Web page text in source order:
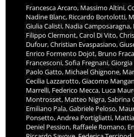
Nadine Blanc, Riccardo Bortolotti,
Giulia Calisti, Nadia Camposaragna,
Filippo Clermont, Carol Di Vito,
Dufour, Christian Evaspasiano,
Enrico Formento Dojot, Bruno
Francesconi, Sofia Fregnani,
Paolo Gatto, Michael Ghignone,
Cecilia Lazzarotto, Giacomo
Marrelli, Federico Mecca, Luca
Montrosset, Matteo Nigra, Sabrina
Emiliano Pala, Gabriele Peloso,
Ponsetto, Andrea Portigliatti,
Deniel Pession, Raffaele Romano,
Riccardo Savoye, Federica
Tigellio Benvenuto, Luca Massimo